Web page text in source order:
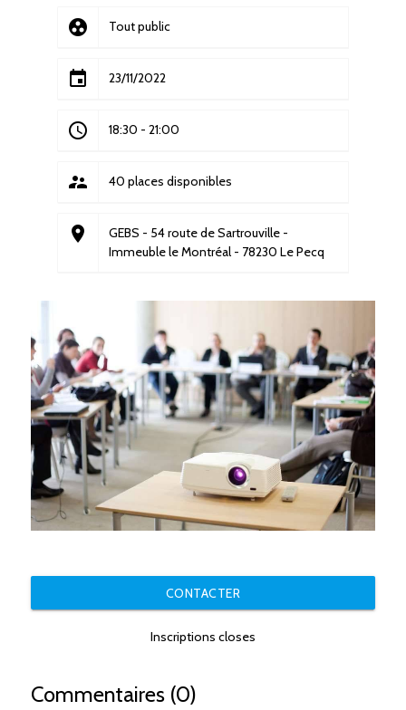
group_work Tout public
event 23/11/2022
access_time 18:30 - 21:00
supervisor_account 40 places disponibles
place
GEBS - 54 route de Sartrouville -
Immeuble le Montréal - 78230 Le Pecq
CONTACTER
Inscriptions closes
Commentaires (0)